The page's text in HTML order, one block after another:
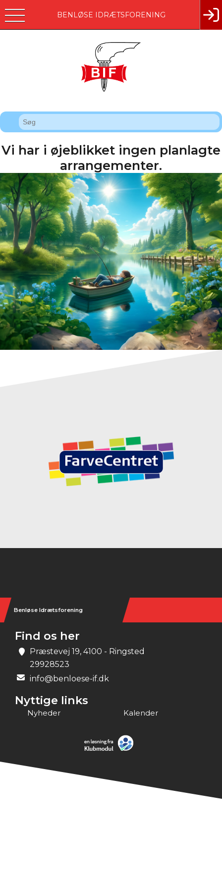
BENLØSE IDRÆTSFORENING
Vi har i øjeblikket ingen planlagte
arrangementer.
Benløse Idrætsforening
Find os her
Præstevej 19, 4100 - Ringsted
29928523
info@benloese-if.dk
Nyttige links
Nyheder Kalender